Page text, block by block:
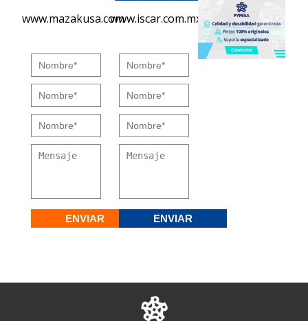
www.mazakusa.comwww.iscar.com.mx